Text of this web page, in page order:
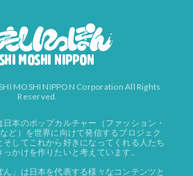
MOSHI NIPPON Corporation All Rights
Reserved.
日本のポップカルチャー（ファッション・
ど）を世界に向けて発信するプロジェク
そしてこれから好きになってくれる人たち
かけを作りたいと考えています。
」は日本を代表する様々なコンテンツと